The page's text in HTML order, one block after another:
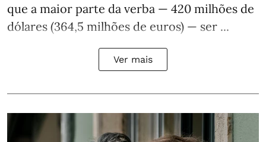
que a maior parte da verba — 420 milhões de
dólares (364,5 milhões de euros) — ser ...
Ver mais